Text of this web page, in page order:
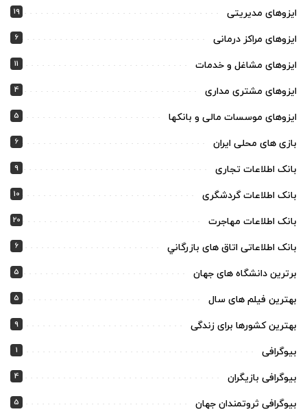
ایزوهای مدیریتی 19
ایزوهای مراکز درمانی 6
ایزوهای مشاغل و خدمات 11
ایزوهای مشتری مداری 4
ایزوهای موسسات مالی و بانکها 5
بازی های محلی ایران 6
بانک اطلاعات تجاری 9
بانک اطلاعات گردشگری 10
بانک اطلاعات مهاجرت 20
بانک اطلاعاتی اتاق های بازرگاني 6
برترین دانشگاه های جهان 5
بهترین فیلم های سال 5
بهترین کشورها برای زندگی 9
بیوگرافی 1
بیوگرافی بازیگران 4
بیوگرافی ثروتمندان جهان 5